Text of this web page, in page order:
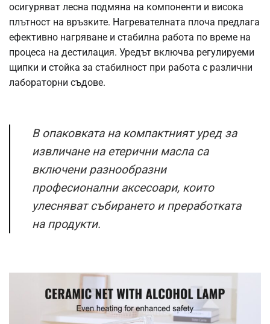
осигуряват лесна подмяна на компоненти и висока
плътност на връзките. Нагревателната плоча предлага
ефективно нагряване и стабилна работа по време на
процеса на дестилация. Уредът включва регулируеми
щипки и стойка за стабилност при работа с различни
лабораторни съдове.
В опаковката на компактният уред за
извличане на етерични масла са
включени разнообразни
професионални аксесоари, които
улесняват събирането и преработката
на продукти.